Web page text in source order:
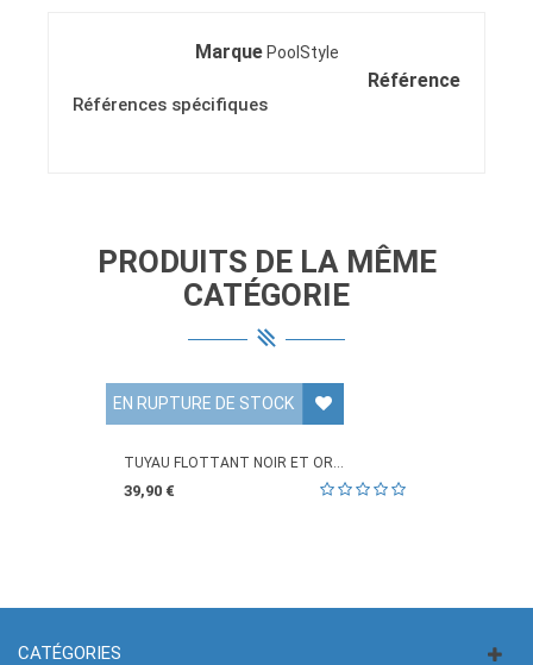
Marque PoolStyle
Référence
Références spécifiques
PRODUITS DE LA MÊME
CATÉGORIE
EN RUPTURE DE STOCK
TUYAU FLOTTANT NOIR ET OR...
39,90 €
CATÉGORIES